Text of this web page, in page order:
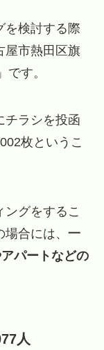
を検討する際
屋市熱田区旗
です。
チラシを投函
枚というこ
グをするこ
合には、 一
パートなどの
人